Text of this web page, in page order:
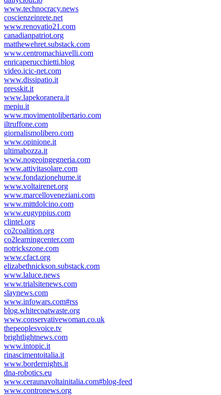
www.technocracy.news
coscienzeinrete.net
www.renovatio21.com
canadianpatriot.org
matthewehret.substack.com
www.centromachiavelli.com
enricaperucchietti.blog
video.icic-net.com
www.dissipatio.it
presskit.it
www.lapekoranera.it
mepiu.it
www.movimentolibertario.com
iltruffone.com
giornalismolibero.com
www.opinione.it
ultimabozza.it
www.nogeoingegneria.com
www.attivitasolare.com
www.fondazionehume.it
www.voltairenet.org
www.marcelloveneziani.com
www.mittdolcino.com
www.eugyppius.com
clintel.org
co2coalition.org
co2learningcenter.com
notrickszone.com
www.cfact.org
elizabethnickson.substack.com
www.laluce.news
www.trialsitenews.com
slaynews.com
www.infowars.com#rss
blog.whitecoatwaste.org
www.conservativewoman.co.uk
thepeoplesvoice.tv
brightlightnews.com
www.intopic.it
rinascimentoitalia.it
www.bordernights.it
dna-robotics.eu
www.ceraunavoltainitalia.com#blog-feed
www.contronews.org